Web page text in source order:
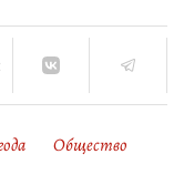
Общество